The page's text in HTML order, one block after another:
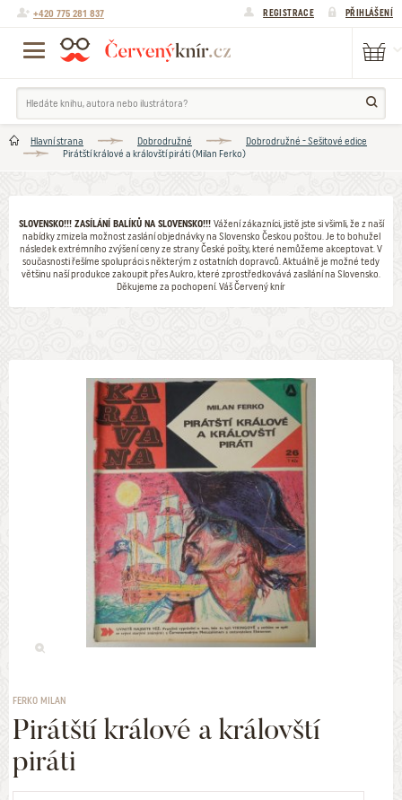
+420 775 281 837 REGISTRACE PŘIHLÁŠENÍ
Hlavní strana Dobrodružné
Dobrodružné - Sešitové edice
Pirátští králové a královští piráti (Milan Ferko)
SLOVENSKO!!! ZASÍLÁNÍ BALÍKŮ NA SLOVENSKO!!! Vážení zákazníci, jistě jste si všimli, že z naší
nabídky zmizela možnost zaslání objednávky na Slovensko Českou poštou. Je to bohužel
následek extrémního zvýšení ceny ze strany České pošty, které nemůžeme akceptovat. V
současnosti řešíme spolupráci s některým z ostatních dopravců. Aktuálně je možné tedy
většinu naší produkce zakoupit přes Aukro, které zprostředkovává zasílání na Slovensko.
Děkujeme za pochopení. Váš Červený knír
FERKO MILAN
Pirátští králové a královští
piráti